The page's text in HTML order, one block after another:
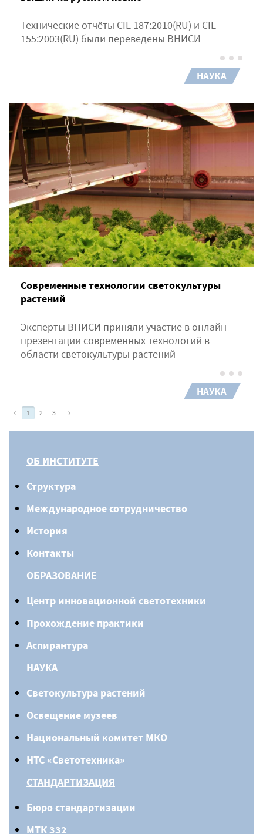
Технические отчёты CIE 187:2010(RU) и CIE
155:2003(RU) были переведены ВНИСИ
НАУКА
Современные технологии светокультуры
растений
Эксперты ВНИСИ приняли участие в онлайн-
презентации современных технологий в
области светокультуры растений
НАУКА
← 1 2 3 →
ОБ ИНСТИТУТЕ
Структура
Международное сотрудничество
История
Контакты
ОБРАЗОВАНИЕ
Центр инновационной светотехники
Прохождение практики
Аспирантура
НАУКА
Светокультура растений
Освещение музеев
Национальный комитет МКО
НТС «Светотехника»
СТАНДАРТИЗАЦИЯ
Бюро стандартизации
МТК 332